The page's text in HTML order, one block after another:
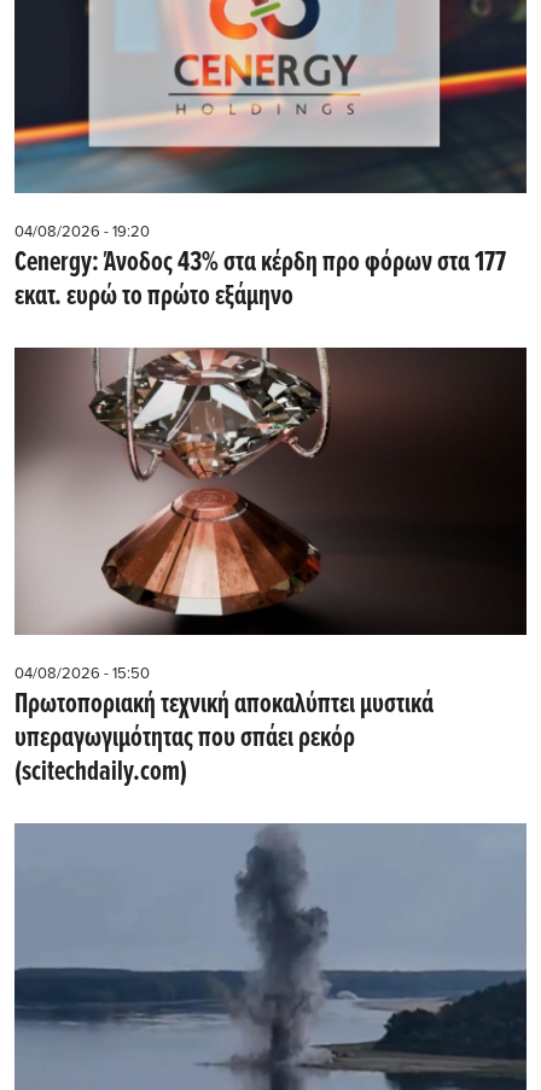
04/08/2026 - 19:20
Cenergy: Άνοδος 43% στα κέρδη προ φόρων στα 177
εκατ. ευρώ το πρώτο εξάμηνο
04/08/2026 - 15:50
Πρωτοποριακή τεχνική αποκαλύπτει μυστικά
υπεραγωγιμότητας που σπάει ρεκόρ
(scitechdaily.com)